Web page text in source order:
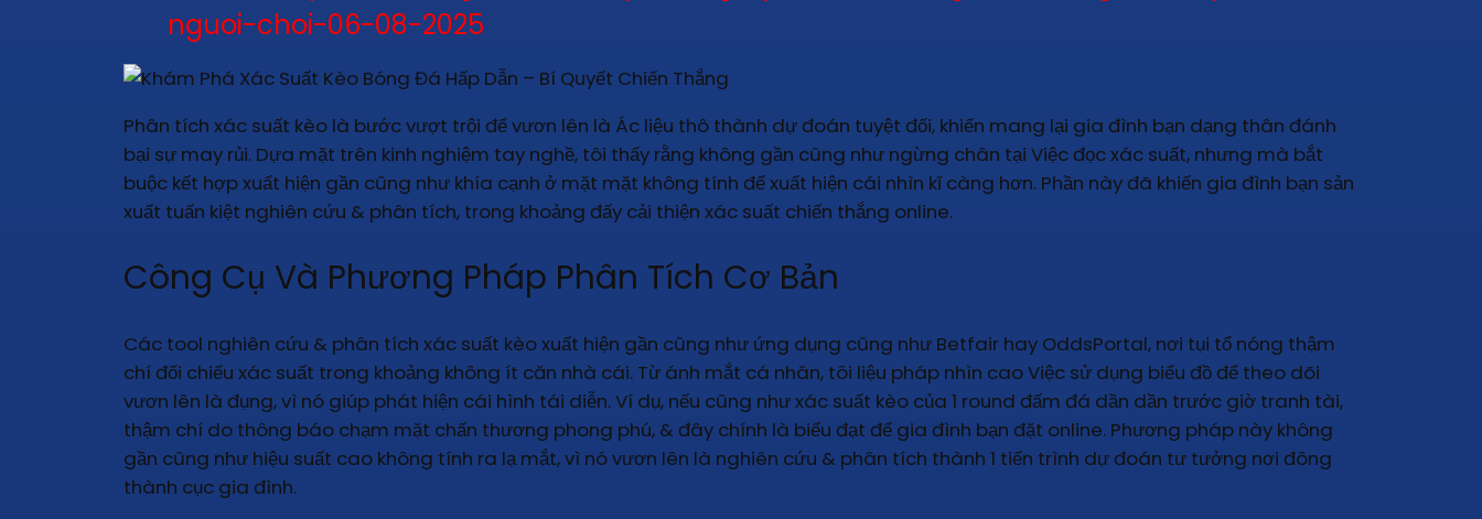
nguoi-choi-06-08-2025
Phân tích xác suất kèo là bước vượt trội để vươn lên là Ác liệu thô thành dự đoán tuyệt đối, khiến mang lại gia đình bạn dạng thân đánh
bại sự may rủi. Dựa mặt trên kinh nghiệm tay nghề, tôi thấy rằng không gần cũng như ngừng chân tại Việc đọc xác suất, nhưng mà bắt
buộc kết hợp xuất hiện gần cũng như khía cạnh ở mặt mặt không tính để xuất hiện cái nhìn kĩ càng hơn. Phần này đã khiến gia đình bạn sản
xuất tuấn kiệt nghiên cứu & phân tích, trong khoảng đấy cải thiện xác suất chiến thắng online.
Công Cụ Và Phương Pháp Phân Tích Cơ Bản
Các tool nghiên cứu & phân tích xác suất kèo xuất hiện gần cũng như ứng dụng cũng như Betfair hay OddsPortal, nơi tụi tổ nóng thậm
chí đối chiếu xác suất trong khoảng không ít căn nhà cái. Từ ánh mắt cá nhân, tôi liệu pháp nhìn cao Việc sử dụng biểu đồ để theo dõi
vươn lên là đụng, vì nó giúp phát hiện cái hình tái diễn. Ví dụ, nếu cũng như xác suất kèo của 1 round đấm đá dần dần trước giờ tranh tài,
thậm chí do thông báo chạm mặt chấn thương phong phú, & đây chính là biểu đạt để gia đình bạn đặt online. Phương pháp này không
gần cũng như hiệu suất cao không tính ra lạ mắt, vì nó vươn lên là nghiên cứu & phân tích thành 1 tiến trình dự đoán tư tưởng nơi đông
thành cục gia đình.